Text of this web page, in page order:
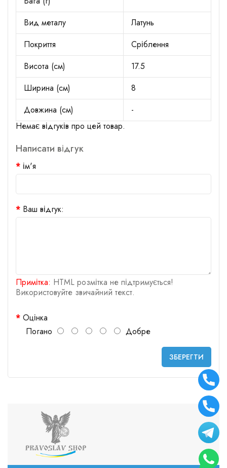
Вид металу
Латунь
Покриття
Сріблення
Висота (см)
17.5
Ширина (см)
8
Довжина (см)
-
Немає відгуків про цей товар.
Написати відгук
ім'я
Ваш відгук:
Примітка: HTML розмітка не підтримується!
Використовуйте звичайний текст.
Оцінка
Погано
Добре
ЗБЕРЕГТИ